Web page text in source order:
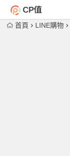
CP值
首頁 LINE購物